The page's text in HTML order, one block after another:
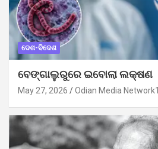
ଦେଶ-ବିଦେଶ
ବେଙ୍ଗାଲୁରୁରେ ଇବୋଲା ଲକ୍ଷଣ
May 27, 2026 Odian Media Network1